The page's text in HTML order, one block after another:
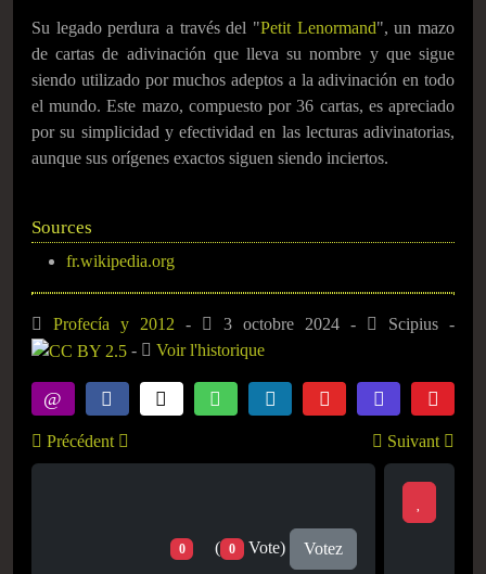
Su legado perdura a través del "Petit Lenormand", un mazo
de cartas de adivinación que lleva su nombre y que sigue
siendo utilizado por muchos adeptos a la adivinación en todo
el mundo. Este mazo, compuesto por 36 cartas, es apreciado
por su simplicidad y efectividad en las lecturas adivinatorias,
aunque sus orígenes exactos siguen siendo inciertos.
Sources
fr.wikipedia.org
Profecía y 2012 - 3 octobre 2024 - Scipius -
-
Voir l'historique
Précédent Suivant
0 ( 0 Vote) Votez